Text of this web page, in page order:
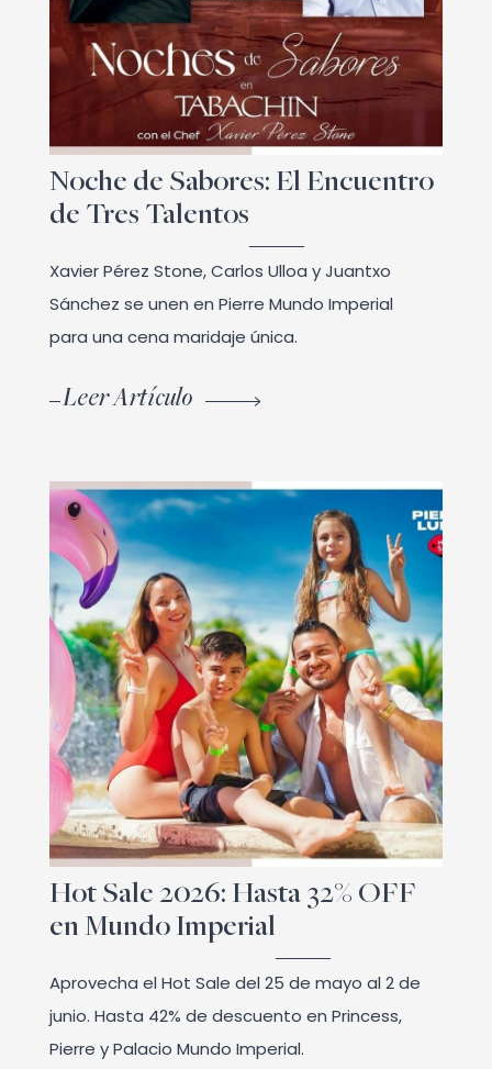
Noche de Sabores: El Encuentro
de Tres Talentos
Xavier Pérez Stone, Carlos Ulloa y Juantxo
Sánchez se unen en Pierre Mundo Imperial
para una cena maridaje única.
Leer Artículo
Hot Sale 2026: Hasta 32% OFF
en Mundo Imperial
Aprovecha el Hot Sale del 25 de mayo al 2 de
junio. Hasta 42% de descuento en Princess,
Pierre y Palacio Mundo Imperial.